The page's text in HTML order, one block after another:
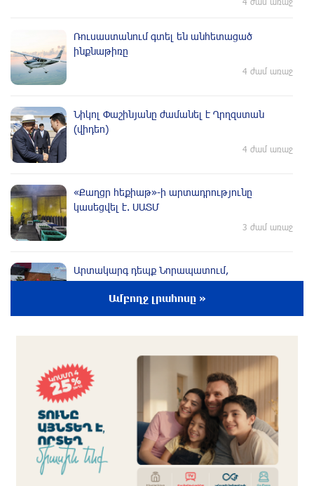
Ռուսաստանում գտել են անհետացած
ինքնաթիռը
4 ժամ առաջ
Նիկոլ Փաշինյանը ժամանել է Ղրղզստան
(վիդեո)
4 ժամ առաջ
«Քաղցր հեքիաթ»-ի արտադրությունը
կասեցվել է. ՍԱՏՄ
3 ժամ առաջ
Արտակարգ դեպք Նորապատում,
բենզալցակայանում պայթյուն է տեղի
ունեցել, տուժածներ կան
3 ժամ առաջ
Ադրբեջանը հետ է կանչել Եվրոպայի
խորհրդում իր մշտական ներկայացուցչին
2 ժամ առաջ
Հայաստանը պատրաստվում է դառնալ ԱՄՆ
թվային գաղութը
2 ժամ առաջ
Ամբողջ լրահոսը »